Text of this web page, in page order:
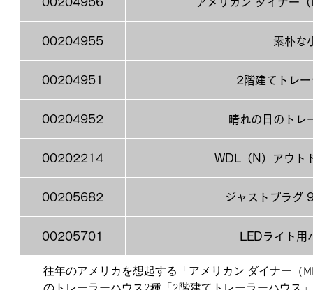
00204955 素朴な
00204951 2階建てトレ
00204952 晴れの日のトレ
00202214 WDL（N）アウト
00205682 ジャストプラグ
00205701 LEDライト用
往年のアメリカを想起する「アメリカン ダイナー（